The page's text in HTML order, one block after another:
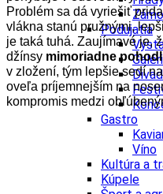
Podujatia
Gastro
Víno
Kultúra a
Kúpele
Problém sa dá vyriešiť
vlákna stanú pružnými,
je taká tuhá. Zaujímavé je,
džínsy mimoriadne
v zložení, tým lepšie sedí
oveľa príjemnejším na
kompromis medzi